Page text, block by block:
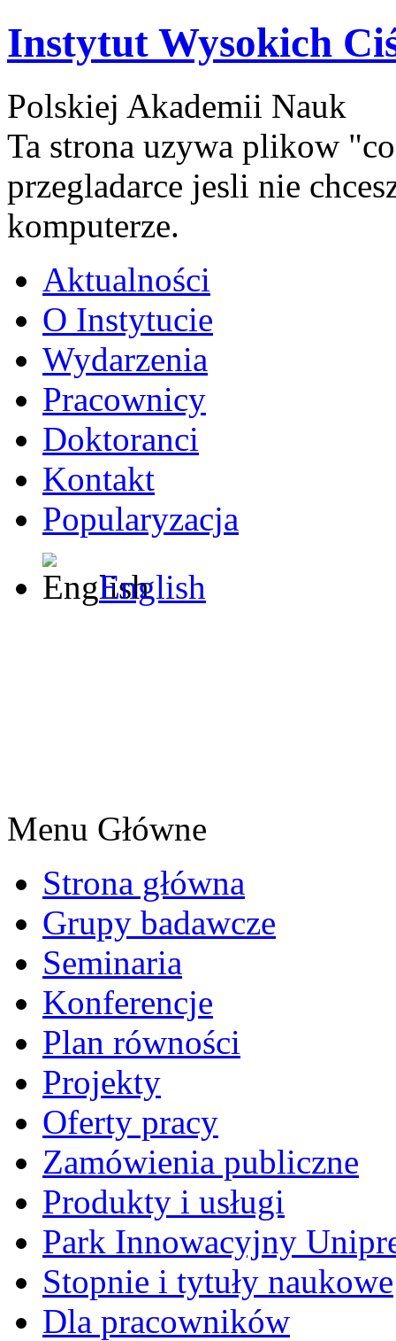
Instytut Wysokich
Polskiej Akademii Nauk
Ta strona uzywa plikow
przegladarce jesli nie
komputerze.
Aktualności
O Instytucie
Wydarzenia
Pracownicy
Doktoranci
Kontakt
Popularyzacja
English
Menu Główne
Strona główna
Grupy badawcze
Seminaria
Konferencje
Plan równości
Projekty
Oferty pracy
Zamówienia publiczne
Produkty i usługi
Park Innowacyjny
Stopnie i tytuły naukowe
Dla pracowników